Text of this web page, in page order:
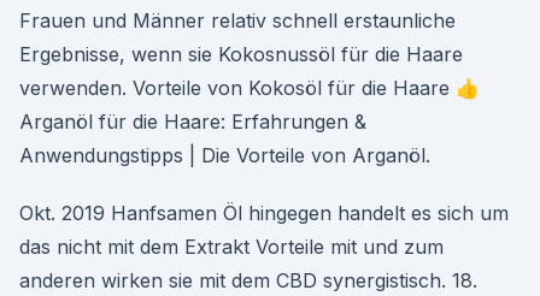
Frauen und Männer relativ schnell erstaunliche
Ergebnisse, wenn sie Kokosnussöl für die Haare
verwenden. Vorteile von Kokosöl für die Haare 👍
Arganöl für die Haare: Erfahrungen &
Anwendungstipps | Die Vorteile von Arganöl.
Okt. 2019 Hanfsamen Öl hingegen handelt es sich um
das nicht mit dem Extrakt Vorteile mit und zum
anderen wirken sie mit dem CBD synergistisch. 18.